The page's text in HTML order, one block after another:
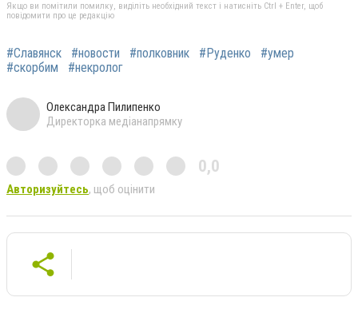
Якщо ви помітили помилку, виділіть необхідний текст і натисніть Ctrl + Enter, щоб
повідомити про це редакцію
#Славянск #новости #полковник #Руденко
#умер
#скорбим
#некролог
Олександра Пилипенко
Директорка медіанапрямку
0,0
Авторизуйтесь, щоб оцінити